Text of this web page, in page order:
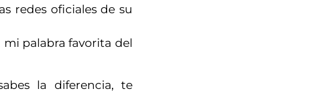
redes oficiales de su
mi palabra favorita del
la diferencia, te